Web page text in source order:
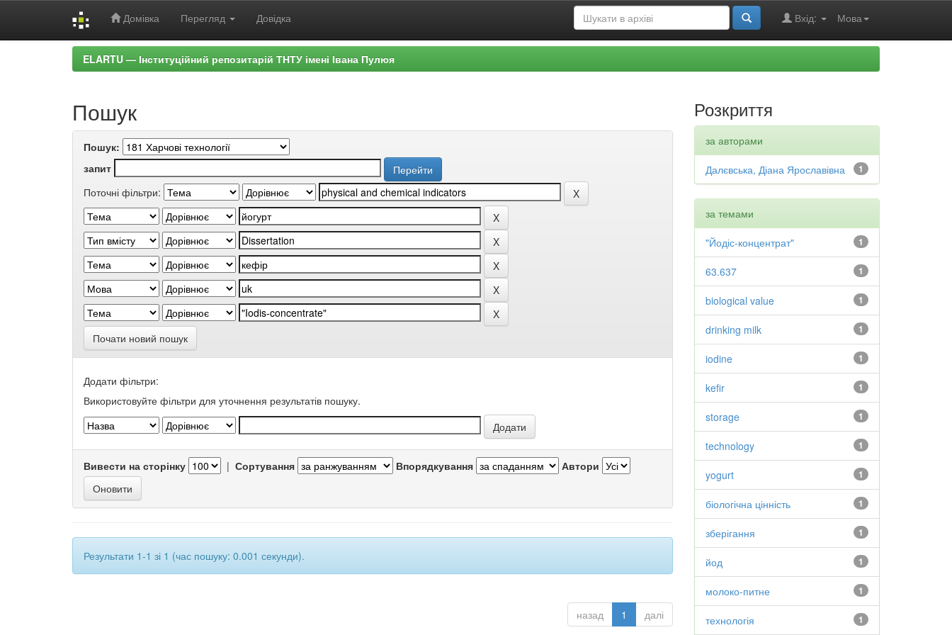
Домівка Перегляд Довідка Мова
Вхід:
ELARTU — Інституційний репозитарій ТНТУ імені Івана Пулюя
Пошук
Пошук:
запит
Поточні фільтри:
Почати новий пошук
Додати фільтри:
Використовуйте фільтри для уточнення результатів пошуку.
Вивести на сторінку | Сортування Впорядкування Автори
Результати 1-1 зі 1 (час пошуку: 0.001 секунди).
назад 1 далі
Розкриття
за авторами
1
Далєвська, Діана Ярославівна
за темами
1
"Йодіс-концентрат"
1
63.637
1
biological value
1
drinking milk
1
iodine
1
kefir
1
storage
1
technology
1
yogurt
1
біологічна цінність
1
зберігання
1
йод
1
молоко-питне
1
технологія